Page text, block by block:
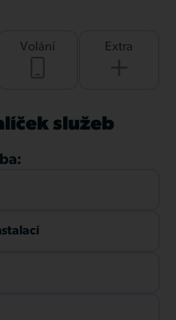
Volání Extra
služeb